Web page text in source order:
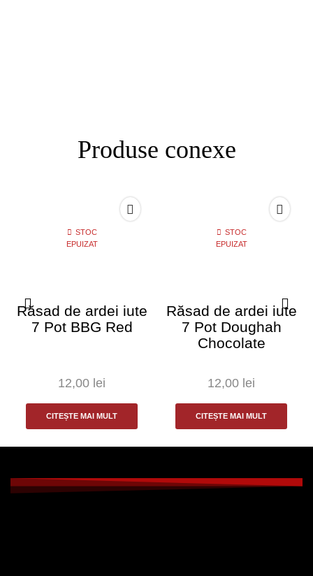
Produse conexe
STOC
EPUIZAT
Răsad de ardei iute
7 Pot BBG Red
12,00 lei
CITEȘTE MAI MULT
STOC
EPUIZAT
Răsad de ardei iute
7 Pot Doughah
Chocolate
12,00 lei
CITEȘTE MAI MULT